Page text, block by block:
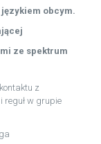
obcym.
ze spektrum
z
w grupie